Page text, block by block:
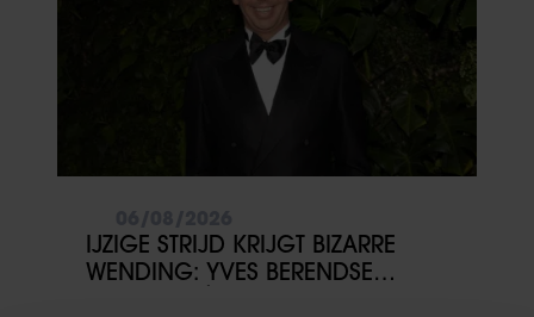
IJZIGE STRIJD KRIJGT BIZARRE
WENDING: YVES BERENDSE